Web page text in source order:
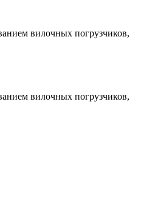
вилочных погрузчиков,
вилочных погрузчиков,